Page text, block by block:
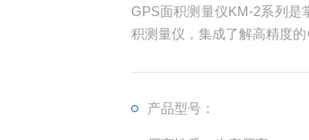
GPS面积测量仪KM-2系列
积测量仪，集成了解高精度
产品型号：